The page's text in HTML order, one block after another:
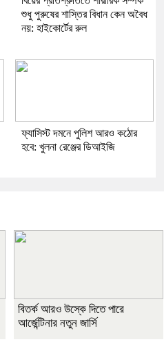
শুধু পুরুষের শাস্তির বিধান কেন অবৈধ
নয়: হাইকোর্টের রুল
ফ্যাসিস্ট দমনে পুলিশ আরও কঠোর
হবে: খুলনা রেঞ্জের ডিআইজি
বিতর্ক আরও উস্কে দিতে পারে
আর্জেন্টিনার নতুন জার্সি